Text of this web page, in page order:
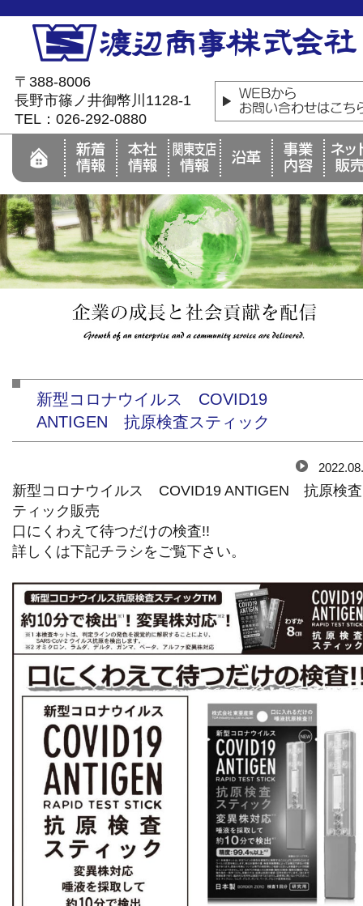
〒388-8006
長野市篠ノ井御幣川1128-1
TEL：026-292-0880
新型コロナウイルス COVID19
ANTIGEN 抗原検査スティック
新型コロナウイルス COVID19 ANTIGEN 抗原検
ティック販売
口にくわえて待つだけの検査!!
詳しくは下記チラシをご覧下さい。